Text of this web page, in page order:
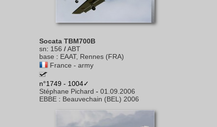
Socata TBM700B
sn: 156 /ABT
base : EAAT, Rennes (FRA)
France - army
n°1749 - 1004✓
Stéphane Pichard - 01.09.2006
EBBE : Beauvechain (BEL) 2006